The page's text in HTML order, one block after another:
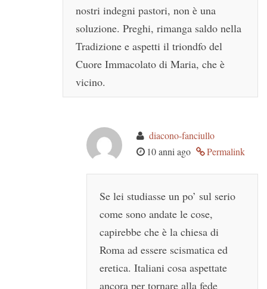
nostri indegni pastori, non è una
soluzione. Preghi, rimanga saldo nella
Tradizione e aspetti il triondfo del
Cuore Immacolato di Maria, che è
vicino.
diacono-fanciullo
10 anni ago
Permalink
Se lei studiasse un po’ sul serio
come sono andate le cose,
capirebbe che è la chiesa di
Roma ad essere scismatica ed
eretica. Italiani cosa aspettate
ancora per tornare alla fede